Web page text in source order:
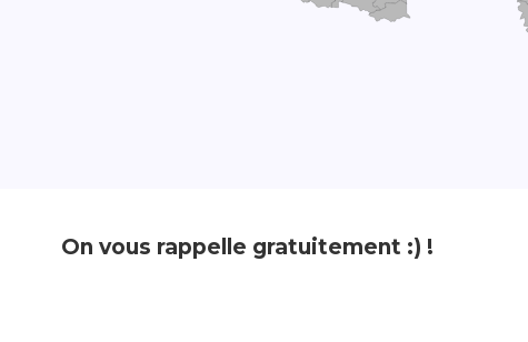
On vous rappelle gratuitement :) !